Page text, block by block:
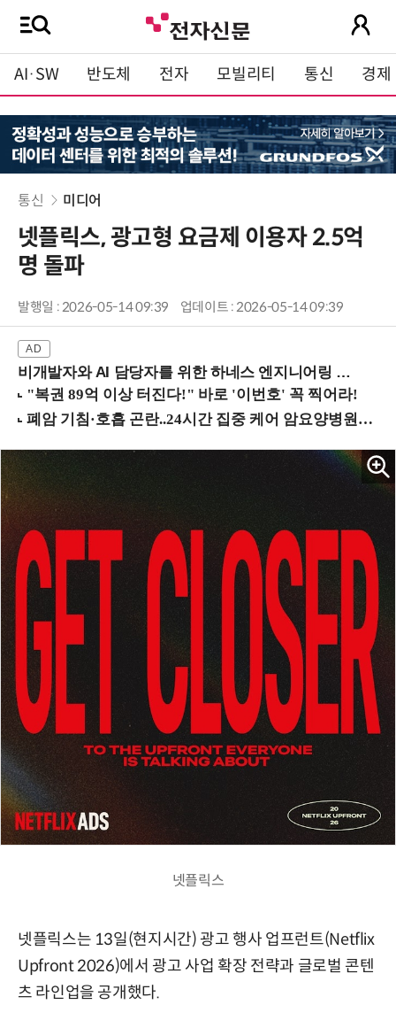
AI·SW 반도체 전자 모빌리티 통신 경제
통신 미디어
넷플릭스, 광고형 요금제 이용자 2.5억
명 돌파
발행일 : 2026-05-14 09:39 업데이트 : 2026-05-14 09:39
비개발자와 AI 담당자를 위한 하네스 엔지니어링 입문과정 (8/20 신논현역)
넷플릭스
넷플릭스는 13일(현지시간) 광고 행사 업프런트(Netflix
Upfront 2026)에서 광고 사업 확장 전략과 글로벌 콘텐
츠 라인업을 공개했다.